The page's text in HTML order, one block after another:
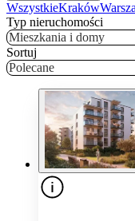
WszystkieKraków
Typ nieruchomości
Mieszkania i domy
Sortuj
Polecane